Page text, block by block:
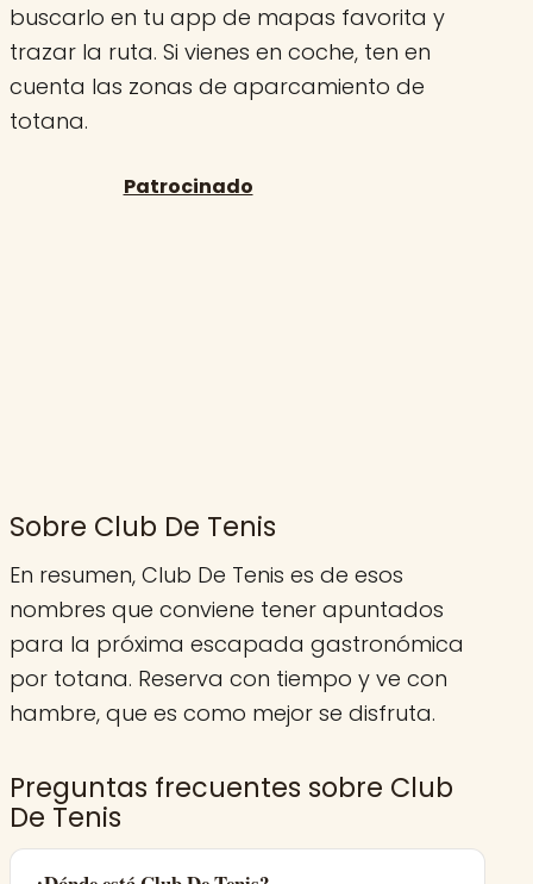
buscarlo en tu app de mapas favorita y
trazar la ruta. Si vienes en coche, ten en
cuenta las zonas de aparcamiento de
totana.
Sobre Club De Tenis
En resumen, Club De Tenis es de esos
nombres que conviene tener apuntados
para la próxima escapada gastronómica
por totana. Reserva con tiempo y ve con
hambre, que es como mejor se disfruta.
Preguntas frecuentes sobre Club
De Tenis